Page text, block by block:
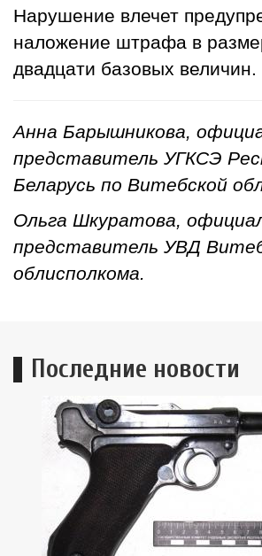
Нарушение влечет
наложение штрафа в
двадцати базовых величин.
Анна Барышникова,
представитель УГКСЭ
Беларусь по Витебской
Ольга Шкуратова,
представитель УВД
облисполкома.
Последние новости